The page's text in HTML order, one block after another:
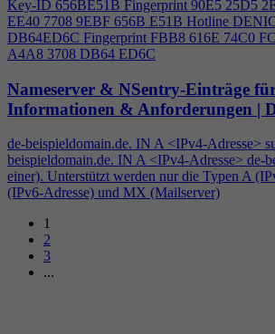
Key-ID 656BE51B Fingerprint 90E5 25D5
EE40 7708 9EBF 656B E51B Hotline
DB64ED6C Fingerprint FBB8 616E 74C0
A4A8 3708 DB64 ED6C
Nameserver & NSentry-Einträge
Informationen & Anforderungen |
de-beispieldomain.de. IN A <IPv4-Adresse>
beispieldomain.de. IN A <IPv4-Adresse> de-
einer). Unterstützt werden nur die Typen A
(IPv6-Adresse) und MX (Mailserver)
1
2
3
...